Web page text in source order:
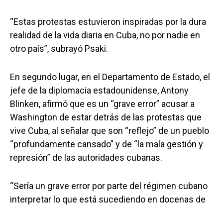
“Estas protestas estuvieron inspiradas por la dura
realidad de la vida diaria en Cuba, no por nadie en
otro país”, subrayó Psaki.
En segundo lugar, en el Departamento de Estado, el
jefe de la diplomacia estadounidense, Antony
Blinken, afirmó que es un “grave error” acusar a
Washington de estar detrás de las protestas que
vive Cuba, al señalar que son “reflejo” de un pueblo
“profundamente cansado” y de “la mala gestión y
represión” de las autoridades cubanas.
“Sería un grave error por parte del régimen cubano
interpretar lo que está sucediendo en docenas de